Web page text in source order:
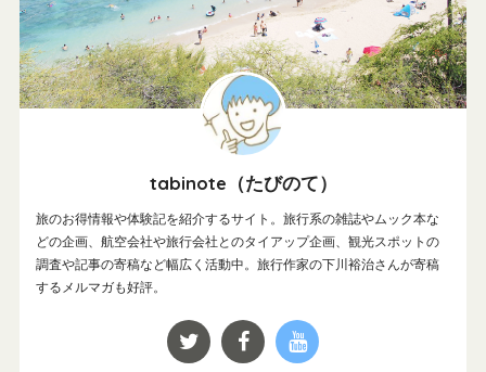
tabinote（たびのて）
旅のお得情報や体験記を紹介するサイト。旅行系の雑誌やムック本な
どの企画、航空会社や旅行会社とのタイアップ企画、観光スポットの
調査や記事の寄稿など幅広く活動中。旅行作家の下川裕治さんが寄稿
するメルマガも好評。